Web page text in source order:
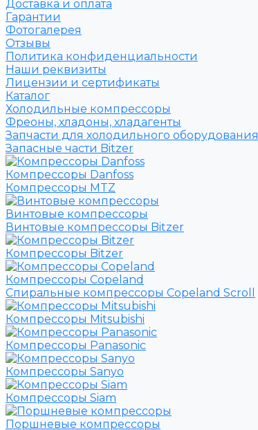
Доставка и оплата
Гарантии
Фотогалерея
Отзывы
Политика конфиденциальности
Наши реквизиты
Лицензии и сертификаты
Каталог
Холодильные компрессоры
Фреоны, хладоны, хладагенты
Запчасти для холодильного оборудования
Запасные части Bitzer
Компрессоры Danfoss
Компрессоры MTZ
Винтовые компрессоры
Винтовые компрессоры Bitzer
Компрессоры Bitzer
Компрессоры Copeland
Спиральные компрессоры Copeland Scroll
Компрессоры Mitsubishi
Компрессоры Panasonic
Компрессоры Sanyo
Компрессоры Siam
Поршневые компрессоры